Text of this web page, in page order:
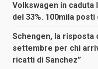
Volkswagen in
del 33%. 100mila
Schengen, la risposta
settembre per chi
ricatti di Sanchez”